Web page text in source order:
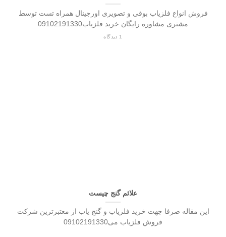
فروش انواع فلزیاب بوقی و تصویری اورجینال همراه تست توسط
مشتری مشاوره رایگان خرید فلزیاب09102191330
1 دیدگاه
علائم گنج چیست
این مقاله صرفا جهت خرید فلزیاب و گنج یاب از معتبرترین شرکت
فروش فلزیاب می09102191330